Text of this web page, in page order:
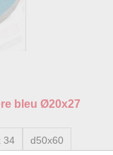
bleu Ø20x27
34 d50x60